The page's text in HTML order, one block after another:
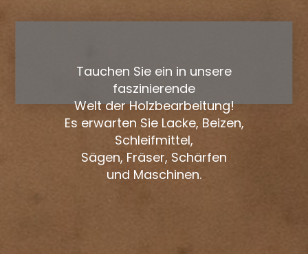
Tauchen Sie ein in unsere
faszinierende
Welt der Holzbearbeitung!
Es erwarten Sie Lacke, Beizen,
Schleifmittel,
Sägen, Fräser, Schärfen
und Maschinen.